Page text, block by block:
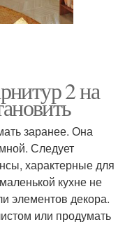
2 на
заранее. Она
Следует
характерные для
кухне не
элементов декора.
или продумать